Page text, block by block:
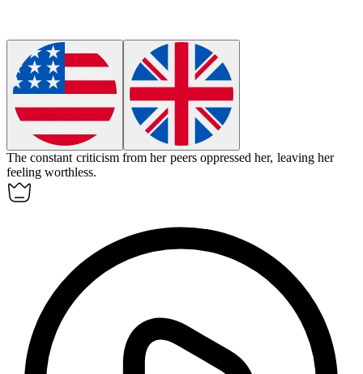
The constant criticism from her peers oppressed her, leaving her
feeling worthless.